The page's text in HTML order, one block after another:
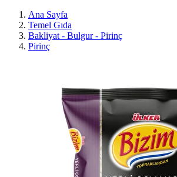
Ana Sayfa
Temel Gıda
Bakliyat - Bulgur - Pirinç
Pirinç